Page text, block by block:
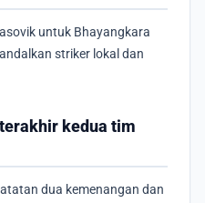
untuk Bhayangkara
striker lokal dan
kedua tim
dua kemenangan dan